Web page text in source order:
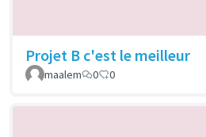
Projet B c'est le meilleur
maalem 0 0